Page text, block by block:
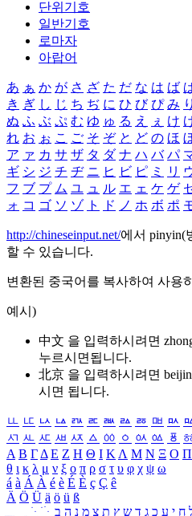
단위기호
일반기호
로마자
아랍어
あ ぁ か が さ ざ た だ な は ば
き ぎ し じ ち ぢ に ひ び ぴ み り
ぬ ふ ぶ ぷ む ゆ ゅ る え ぇ け
れ お ぉ こ ご そ ぞ と ど の ほ
ア ァ カ サ ザ タ ダ ナ ハ バ パ
ギ シ ジ チ ヂ ニ ヒ ビ ピ ミ リ
フ ブ プ ム ユ ュ ル エ ェ ケ ゲ
ォ コ ゴ ソ ゾ ト ド ノ ホ ボ ポ
http://chineseinput.net/에서 pinyin(
할 수 있습니다.
변환된 중국어를 복사하여 사용
예시)
中文 을 입력하시려면
누르시면됩니다.
北京 을 입력하시려면
시면 됩니다.
ㅥ ㅦ ㅧ ㅨ ㅩ ㅪ ㅫ ㅬ ㅭ ㅮ ㅯ
ㅺ ㅻ ㅼ ㅽ ㅾ ㅿ ㆀ ㆁ ㆂ ㆃ ㆄ
Α Β ΓΔ Ε Ζ Η Θ Ι ΚΛ Μ Ν Ξ Ο Π
θ ι κ λ μ ν ξ ο π ρ σ τ υ φ χ ψ ω
á à Á À é è É È ç Ç ê
Ä Ö Ü ä ö ü ß
ִֶֹ ֻּ ׁׂ ח י ע כ ג ד ש ץ ת צ מ נ ה ב